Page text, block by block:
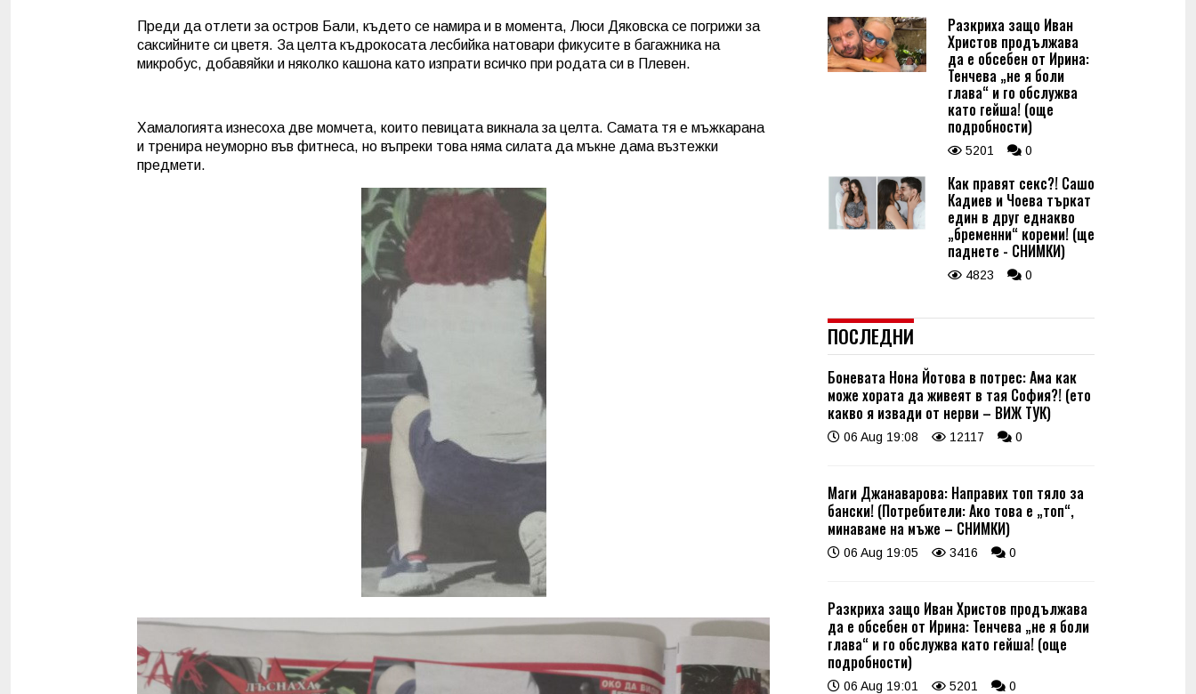
Преди да отлети за остров Бали, където се намира и в момента, Люси Дяковска се погрижи за
саксийните си цветя. За целта къдрокосата лесбийка натовари фикусите в багажника на
микробус, добавяйки и няколко кашона като изпрати всичко при родата си в Плевен.
Хамалогията изнесоха две момчета, които певицата викнала за целта. Самата тя е мъжкарана
и тренира неуморно във фитнеса, но въпреки това няма силата да мъкне дама възтежки
предмети.
Разкриха защо Иван
Христов продължава
да е обсебен от Ирина:
Тенчева „не я боли
глава“ и го обслужва
като гейша! (още
подробности)
5201 0
Как правят секс?! Сашо
Кадиев и Чоева търкат
един в друг еднакво
„бременни“ кореми! (ще
паднете - СНИМКИ)
4823 0
ПОСЛЕДНИ
Боневата Нона Йотова в потрес: Ама как
може хората да живеят в тая София?! (ето
какво я извади от нерви – ВИЖ ТУК)
06 Aug 19:08 12117 0
Маги Джанаварова: Направих топ тяло за
бански! (Потребители: Ако това е „топ“,
минаваме на мъже – СНИМКИ)
06 Aug 19:05 3416 0
Разкриха защо Иван Христов продължава
да е обсебен от Ирина: Тенчева „не я боли
глава“ и го обслужва като гейша! (още
подробности)
06 Aug 19:01 5201 0